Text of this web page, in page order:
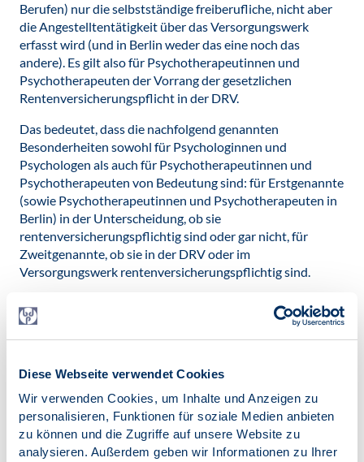
Diese Webseite verwendet Cookies
Wir verwenden Cookies, um Inhalte und Anzeigen zu
personalisieren, Funktionen für soziale Medien anbieten
zu können und die Zugriffe auf unsere Website zu
analysieren. Außerdem geben wir Informationen zu Ihrer
Berufen) nur die selbstständige freiberufliche, nicht aber
die Angestelltentätigkeit über das Versorgungswerk
erfasst wird (und in Berlin weder das eine noch das
andere). Es gilt also für Psychotherapeutinnen und
Psychotherapeuten der Vorrang der gesetzlichen
Rentenversicherungspflicht in der DRV.
Das bedeutet, dass die nachfolgend genannten
Besonderheiten sowohl für Psychologinnen und
Psychologen als auch für Psychotherapeutinnen und
Psychotherapeuten von Bedeutung sind: für Erstgenannte
(sowie Psychotherapeutinnen und Psychotherapeuten in
Berlin) in der Unterscheidung, ob sie
rentenversicherungspflichtig sind oder gar nicht, für
Zweitgenannte, ob sie in der DRV oder im
Versorgungswerk rentenversicherungspflichtig sind.
Grundsätzlich und weitgehend ist eine selbstständige
freiberufliche Tätigkeit nicht gesetzlich
rentenversicherungspflichtig, § 2 SGB VI benennt aber
interessant.
Rentenversicherungspflicht als Lehrtätige
Die Rechtsprechung legt den Begriff „Lehrende“ weit aus.
Die Vermittlung von Wissen wird genauso erfasst wie das